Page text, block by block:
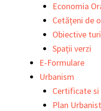
Economia
Cetățeni de
Obiective
Spații verzi
E-Formulare
Urbanism
Certificate
Plan